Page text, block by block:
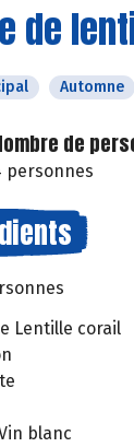
de
Automne
de
personnes
Lentille corail
blanc